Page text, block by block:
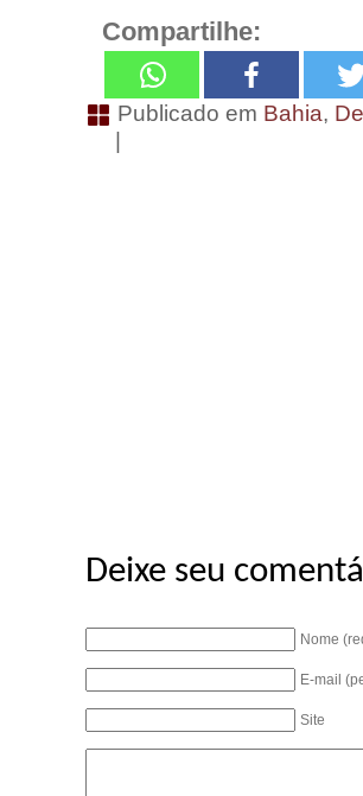
Compartilhe:
Publicado em Bahia,
|
Deixe seu
Nome
E-mail
Site